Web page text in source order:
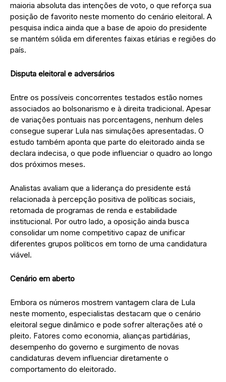
maioria absoluta das intenções de voto, o que reforça sua
posição de favorito neste momento do cenário eleitoral. A
pesquisa indica ainda que a base de apoio do presidente
se mantém sólida em diferentes faixas etárias e regiões do
país.
Disputa eleitoral e adversários
Entre os possíveis concorrentes testados estão nomes
associados ao bolsonarismo e à direita tradicional. Apesar
de variações pontuais nas porcentagens, nenhum deles
consegue superar Lula nas simulações apresentadas. O
estudo também aponta que parte do eleitorado ainda se
declara indecisa, o que pode influenciar o quadro ao longo
dos próximos meses.
Analistas avaliam que a liderança do presidente está
relacionada à percepção positiva de políticas sociais,
retomada de programas de renda e estabilidade
institucional. Por outro lado, a oposição ainda busca
consolidar um nome competitivo capaz de unificar
diferentes grupos políticos em torno de uma candidatura
viável.
Cenário em aberto
Embora os números mostrem vantagem clara de Lula
neste momento, especialistas destacam que o cenário
eleitoral segue dinâmico e pode sofrer alterações até o
pleito. Fatores como economia, alianças partidárias,
desempenho do governo e surgimento de novas
candidaturas devem influenciar diretamente o
comportamento do eleitorado.